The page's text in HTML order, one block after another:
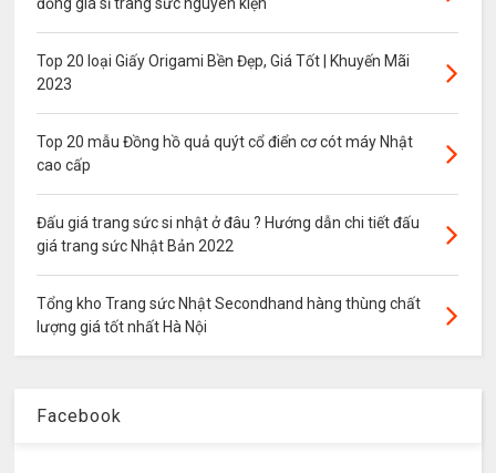
đồng giá sỉ trang sức nguyên kiện
Top 20 loại Giấy Origami Bền Đẹp, Giá Tốt | Khuyến Mãi
2023
Top 20 mẫu Đồng hồ quả quýt cổ điển cơ cót máy Nhật
cao cấp
Đấu giá trang sức si nhật ở đâu ? Hướng dẫn chi tiết đấu
giá trang sức Nhật Bản 2022
Tổng kho Trang sức Nhật Secondhand hàng thùng chất
lượng giá tốt nhất Hà Nội
Facebook